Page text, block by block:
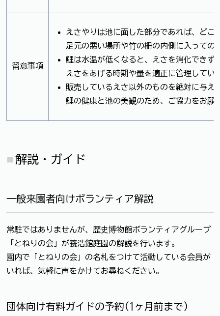
留意事項
えさやりは池に面した部分であれば、どこ
足元の悪い場所や竹の柵の内側に入っての
鯉は水温が低くなると、えさを消化できず
えさをあげる時期や量を適正に管理してい
販売しているえさ以外のものを絶対に与え
鯉の健康と池の美観のため、ご協力をお願
解説・ガイド
一般来園者向けボランティア解説
常駐ではありませんが、歴史博物館ボランティアグループ
「とねりの会」が養浩館庭園の解説を行います。
園内で「とねりの会」の名札をつけて活動している会員が
いれば、気軽に声をかけてお尋ねください。
団体向け有料ガイドの予約(1ヶ月前まで)